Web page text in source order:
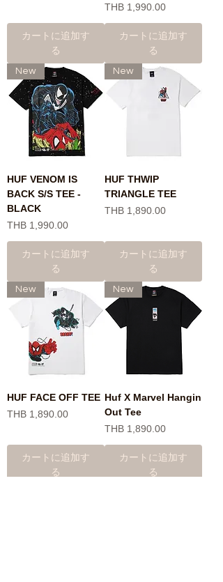
カートに追加す
る
価格
THB 1,990.00
カートに追加す
る
New
HUF VENOM IS
BACK S/S TEE -
BLACK
価格
THB 1,990.00
カートに追加す
る
New
HUF THWIP
TRIANGLE TEE
価格
THB 1,890.00
カートに追加す
る
New
HUF FACE OFF TEE
価格
THB 1,890.00
カートに追加す
る
New
Huf X Marvel Hangin
Out Tee
価格
THB 1,890.00
カートに追加す
る